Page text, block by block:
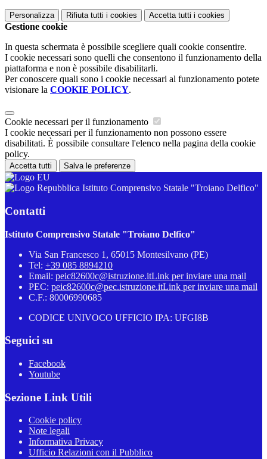
Personalizza Rifiuta tutti i cookies Accetta tutti i cookies
Gestione cookie
In questa schermata è possibile scegliere quali cookie consentire.
I cookie necessari sono quelli che consentono il funzionamento della
piattaforma e non è possibile disabilitarli.
Per conoscere quali sono i cookie necessari al funzionamento potete
visionare la COOKIE POLICY.
Cookie necessari per il funzionamento
I cookie necessari per il funzionamento non possono essere
disabilitati. È possibile consultare l'elenco nella pagina della cookie
policy.
Accetta tutti Salva le preferenze
Istituto Comprensivo Statale "Troiano Delfico"
Contatti
Istituto Comprensivo Statale "Troiano Delfico"
Via San Francesco 1, 65015 Montesilvano (PE)
Tel: +39 085 8894210
Email: peic82600c@istruzione.itLink per inviare una mail
PEC: peic82600c@pec.istruzione.itLink per inviare una mail
C.F.: 80006990685
CODICE UNIVOCO UFFICIO IPA: UFGI8B
Seguici su
Facebook
Youtube
Sezione Link Utili
Cookie policy
Note legali
Informativa Privacy
Ufficio Relazioni con il Pubblico